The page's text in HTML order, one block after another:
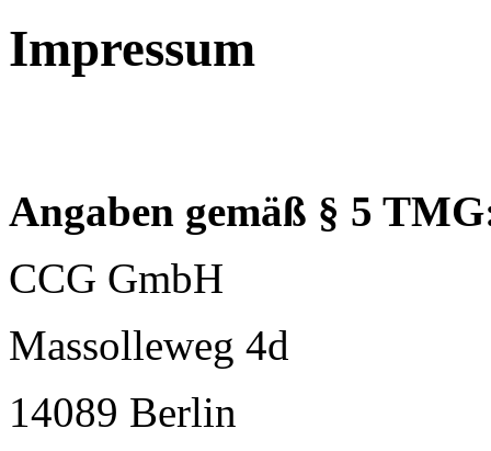
Impressum
Angaben gemäß § 5
CCG GmbH
Massolleweg 4d
14089 Berlin